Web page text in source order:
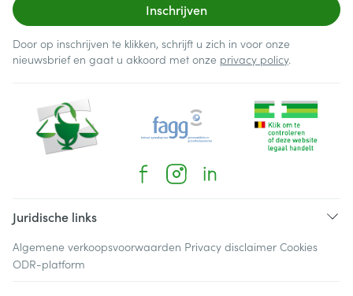
Inschrijven
Door op inschrijven te klikken, schrijft u zich in voor onze
nieuwsbrief en gaat u akkoord met onze privacy policy.
Juridische links
Algemene verkoopsvoorwaarden Privacy disclaimer Cookies
ODR-platform